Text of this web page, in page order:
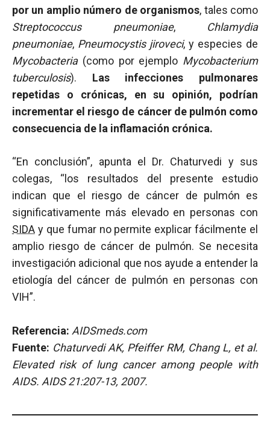
por un amplio número de organismos, tales como
Streptococcus pneumoniae, Chlamydia
pneumoniae, Pneumocystis jiroveci, y especies de
Mycobacteria(como por ejemplo Mycobacterium
tuberculosis). Las infecciones pulmonares
repetidas o crónicas, en su opinión, podrían
incrementar el riesgo de cáncer de pulmón como
consecuencia de la inflamación crónica.
“En conclusión”, apunta el Dr. Chaturvedi y sus
colegas, “los resultados del presente estudio
indican que el riesgo de cáncer de pulmón es
significativamente más elevado en personas con
SIDA y que fumar no permite explicar fácilmente el
amplio riesgo de cáncer de pulmón. Se necesita
investigación adicional que nos ayude a entender la
etiología del cáncer de pulmón en personas con
VIH”.
Referencia: AIDSmeds.com
Fuente: Chaturvedi AK, Pfeiffer RM, Chang L, et al.
Elevated risk of lung cancer among people with
AIDS. AIDS 21:207-13, 2007.